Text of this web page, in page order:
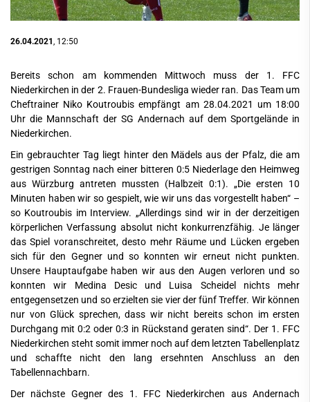
26.04.2021 , 12:50
Bereits schon am kommenden Mittwoch muss der 1. FFC
Niederkirchen in der 2. Frauen-Bundesliga wieder ran. Das Team um
Cheftrainer Niko Koutroubis empfängt am 28.04.2021 um 18:00
Uhr die Mannschaft der SG Andernach auf dem Sportgelände in
Niederkirchen.
Ein gebrauchter Tag liegt hinter den Mädels aus der Pfalz, die am
gestrigen Sonntag nach einer bitteren 0:5 Niederlage den Heimweg
aus Würzburg antreten mussten (Halbzeit 0:1). „Die ersten 10
Minuten haben wir so gespielt, wie wir uns das vorgestellt haben“ –
so Koutroubis im Interview. „Allerdings sind wir in der derzeitigen
körperlichen Verfassung absolut nicht konkurrenzfähig. Je länger
das Spiel voranschreitet, desto mehr Räume und Lücken ergeben
sich für den Gegner und so konnten wir erneut nicht punkten.
Unsere Hauptaufgabe haben wir aus den Augen verloren und so
konnten wir Medina Desic und Luisa Scheidel nichts mehr
entgegensetzen und so erzielten sie vier der fünf Treffer. Wir können
nur von Glück sprechen, dass wir nicht bereits schon im ersten
Durchgang mit 0:2 oder 0:3 in Rückstand geraten sind“. Der 1. FFC
Niederkirchen steht somit immer noch auf dem letzten Tabellenplatz
und schaffte nicht den lang ersehnten Anschluss an den
Tabellennachbarn.
Der nächste Gegner des 1. FFC Niederkirchen aus Andernach